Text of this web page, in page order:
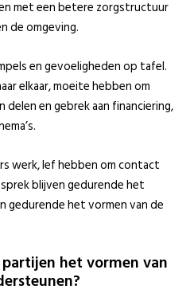
met een betere zorgstructuur
de omgeving.
en gevoeligheden op tafel.
elkaar, moeite hebben om
en gebrek aan financiering,
werk, lef hebben om contact
blijven gedurende het
gedurende het vormen van de
het vormen van